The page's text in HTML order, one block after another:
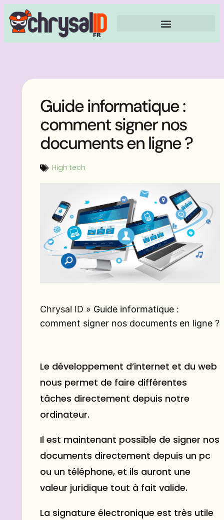
Guide informatique :
comment signer nos
documents en ligne ?
High tech
Chrysal ID » Guide informatique :
comment signer nos documents en ligne ?
Le développement d’internet et du web
nous permet de faire différentes
tâches directement depuis notre
ordinateur.
Il est maintenant possible de signer nos
documents directement depuis un pc
ou un téléphone, et ils auront une
valeur juridique tout à fait valide.
La signature électronique est très utile